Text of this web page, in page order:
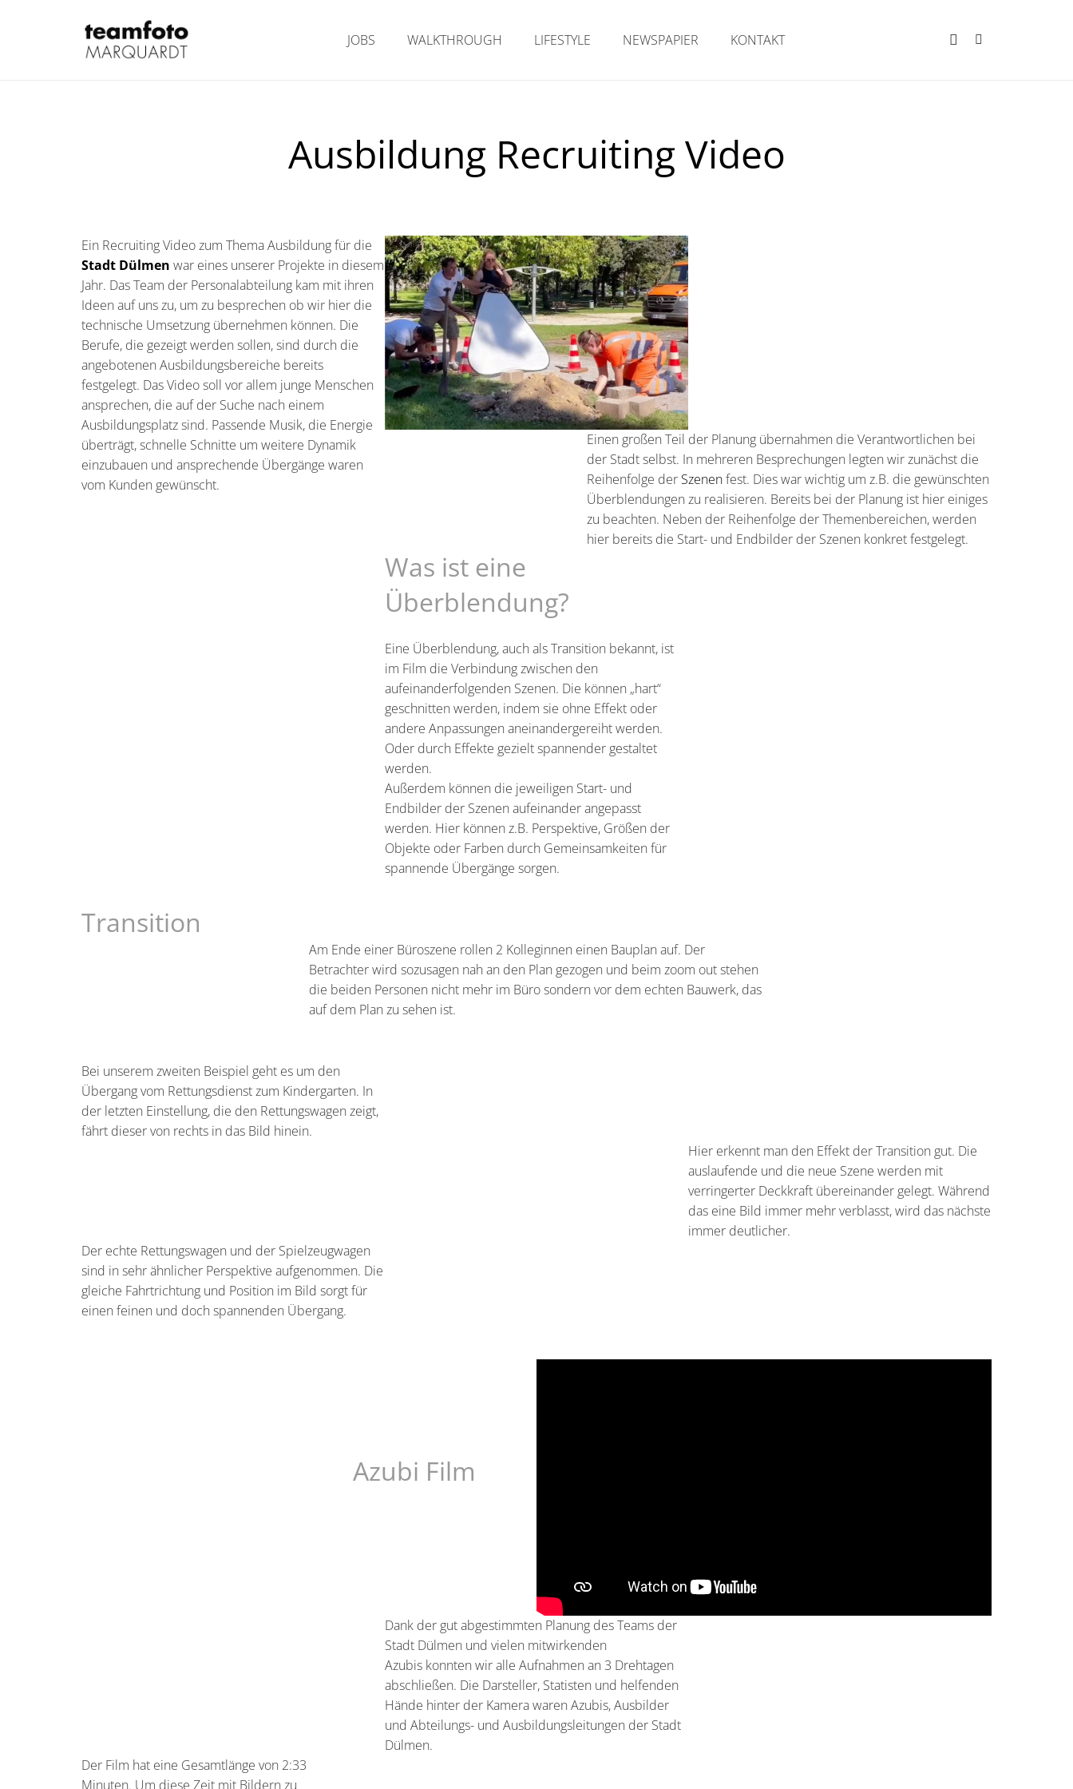
JOBS WALKTHROUGH LIFESTYLE NEWSPAPIER KONTAKT
Ausbildung Recruiting Video
Ein Recruiting Video zum Thema Ausbildung für die
Stadt Dülmen war eines unserer Projekte in diesem
Jahr. Das Team der Personalabteilung kam mit ihren
Ideen auf uns zu, um zu besprechen ob wir hier die
technische Umsetzung übernehmen können. Die
Berufe, die gezeigt werden sollen, sind durch die
angebotenen Ausbildungsbereiche bereits
festgelegt. Das Video soll vor allem junge Menschen
ansprechen, die auf der Suche nach einem
Ausbildungsplatz sind. Passende Musik, die Energie
überträgt, schnelle Schnitte um weitere Dynamik
einzubauen und ansprechende Übergänge waren
vom Kunden gewünscht.
Einen großen Teil der Planung übernahmen die Verantwortlichen bei
der Stadt selbst. In mehreren Besprechungen legten wir zunächst die
Reihenfolge der Szenenfest. Dies war wichtig um z.B. die gewünschten
Überblendungen zu realisieren. Bereits bei der Planung ist hier einiges
zu beachten. Neben der Reihenfolge der Themenbereichen, werden
hier bereits die Start- und Endbilder der Szenen konkret festgelegt.
Was ist eine
Überblendung?
Eine Überblendung, auch als Transition bekannt, ist
im Film die Verbindung zwischen den
aufeinanderfolgenden Szenen. Die können „hart“
geschnitten werden, indem sie ohne Effekt oder
andere Anpassungen aneinandergereiht werden.
Oder durch Effekte gezielt spannender gestaltet
werden.
Außerdem können die jeweiligen Start- und
Endbilder der Szenen aufeinander angepasst
werden. Hier können z.B. Perspektive, Größen der
Objekte oder Farben durch Gemeinsamkeiten für
spannende Übergänge sorgen.
Transition
Am Ende einer Büroszene rollen 2 Kolleginnen einen Bauplan auf. Der
Betrachter wird sozusagen nah an den Plan gezogen und beim zoom out stehen
die beiden Personen nicht mehr im Büro sondern vor dem echten Bauwerk, das
auf dem Plan zu sehen ist.
Bei unserem zweiten Beispiel geht es um den
Übergang vom Rettungsdienst zum Kindergarten. In
der letzten Einstellung, die den Rettungswagen zeigt,
fährt dieser von rechts in das Bild hinein.
Hier erkennt man den Effekt der Transition gut. Die
auslaufende und die neue Szene werden mit
verringerter Deckkraft übereinander gelegt. Während
das eine Bild immer mehr verblasst, wird das nächste
immer deutlicher.
Der echte Rettungswagen und der Spielzeugwagen
sind in sehr ähnlicher Perspektive aufgenommen. Die
gleiche Fahrtrichtung und Position im Bild sorgt für
einen feinen und doch spannenden Übergang.
Azubi Film
Dank der gut abgestimmten Planung des Teams der
Stadt Dülmen und vielen mitwirkenden
Azubis konnten wir alle Aufnahmen an 3 Drehtagen
abschließen. Die Darsteller, Statisten und helfenden
Hände hinter der Kamera waren Azubis, Ausbilder
und Abteilungs- und Ausbildungsleitungen der Stadt
Dülmen.
Der Film hat eine Gesamtlänge von 2:33
Minuten. Um diese Zeit mit Bildern zu